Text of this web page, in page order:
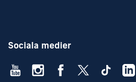
Sociala medier